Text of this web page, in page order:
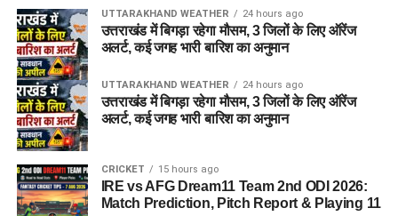
UTTARAKHAND WEATHER 24 hours ago
उत्तराखंड में बिगड़ा रहेगा मौसम, 3 जिलों के लिए ऑरेंज
अलर्ट, कई जगह भारी बारिश का अनुमान
UTTARAKHAND WEATHER 24 hours ago
उत्तराखंड में बिगड़ा रहेगा मौसम, 3 जिलों के लिए ऑरेंज
अलर्ट, कई जगह भारी बारिश का अनुमान
CRICKET 15 hours ago
IRE vs AFG Dream11 Team 2nd ODI 2026:
Match Prediction, Pitch Report & Playing 11